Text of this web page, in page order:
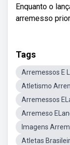
Enquanto o
arremesso
Tags
Arremessos E
Atletismo
Arremessos
Arremeso
Imagens
Atletas